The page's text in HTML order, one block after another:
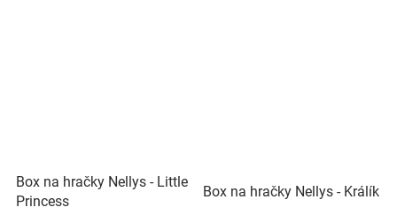
Box na hračky Nellys - Little
Princess
Box na hračky Nellys - Králík